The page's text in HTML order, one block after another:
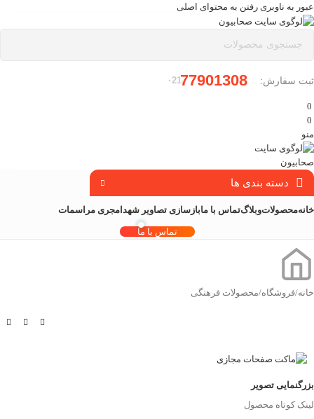
عبور به ناوبری رفتن به محتوای اصلی
ثبت سفارش: 77901308
-۰21
0
0
منو
دسته بندی ها
خانهمحصولاتوبلاگتماس با مابازسازی تصاویر شهدا مجری مراسمات
تماس با ما
خانه/فروشگاه/محصولات فرهنگی
بزرگنمایی تصویر
لینک کوتاه محصول